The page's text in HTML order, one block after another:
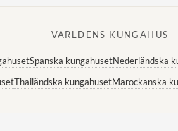
VÄRLDENS KUNGAHUS
Spanska kungahusetNederländska
Thailändska kungahusetMarockanska